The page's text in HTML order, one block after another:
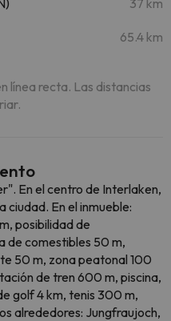
37 km
65.4 km
línea recta. Las distancias
En el centro de Interlaken,
ciudad. En el inmueble:
posibilidad de
de comestibles 50 m,
50 m, zona peatonal 100
de tren 600 m, piscina,
golf 4 km, tenis 300 m,
alrededores: Jungfraujoch,